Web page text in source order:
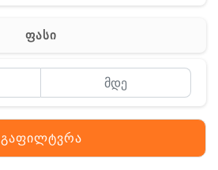
ფასი
გაფილტვრა